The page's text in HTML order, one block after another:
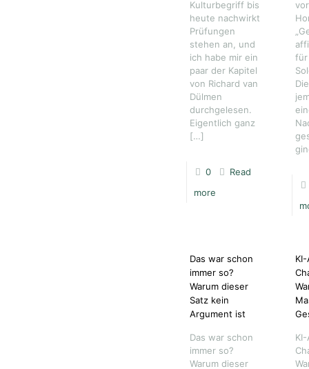
Kulturbegriff bis
heute nachwirkt
Prüfungen
stehen an, und
ich habe mir ein
paar der Kapitel
von Richard van
Dülmen
durchgelesen.
Eigentlich ganz
[…]
0
Read
more
für
Das war schon
immer so?
Warum dieser
Satz kein
Argument ist
Das war schon
immer so?
Warum dieser